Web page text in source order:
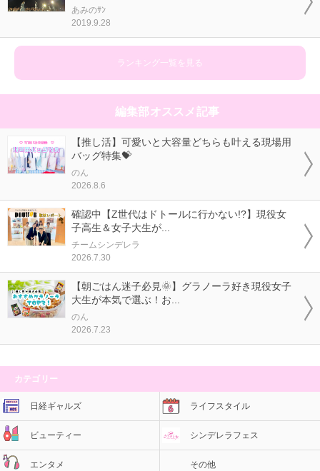
あみのｻﾝ
2019.9.28
ランキング一覧を見る
編集部オススメ記事
【推し活】可愛いと大容量どちらも叶える現場用
バッグ特集💝
のん
2026.8.6
確認中【Z世代はドトールに行かない!?】現役女
子高生＆女子大生が...
チームシンデレラ
2026.7.30
【朝ごはん迷子必見🌞】グラノーラ好き現役女子
大生が本気で選ぶ！お...
のん
2026.7.23
カテゴリー
日経ギャルズ ライフスタイル
ビューティー シンデレラフェス
エンタメ その他